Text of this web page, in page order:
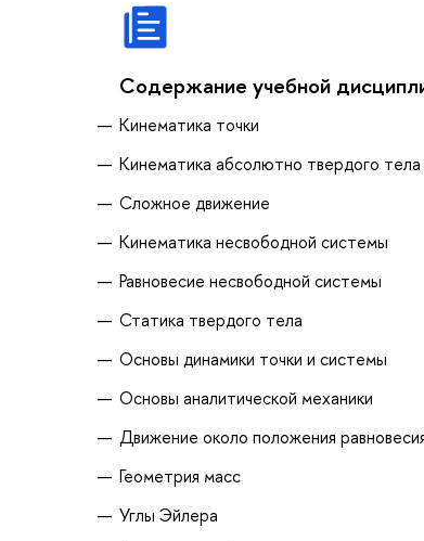
Содержание учебной
Кинематика точки
Кинематика абсолютно твердого тела
Сложное движение
Кинематика несвободной системы
Равновесие несвободной системы
Статика твердого тела
Основы динамики точки и системы
Основы аналитической механики
Движение около положения
Геометрия масс
Углы Эйлера